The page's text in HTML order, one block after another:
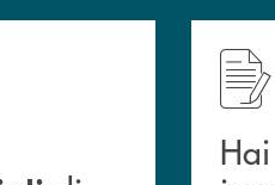
delle&nbsp; filiali&nbsp;
Hai